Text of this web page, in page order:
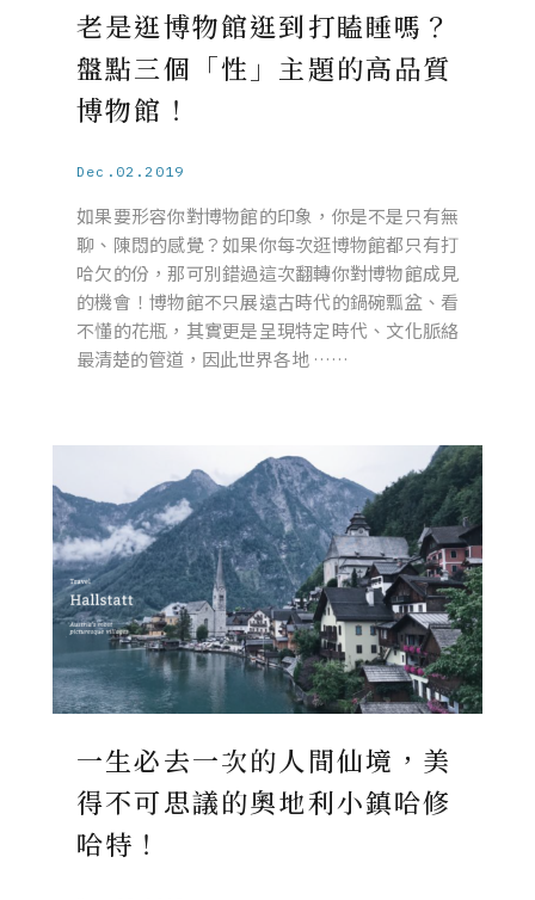
老是逛博物館逛到打瞌睡嗎？
盤點三個「性」主題的高品質
博物館！
Dec.02.2019
如果要形容你對博物館的印象，你是不是只有無
聊、陳悶的感覺？如果你每次逛博物館都只有打
哈欠的份，那可別錯過這次翻轉你對博物館成見
的機會！博物館不只展遠古時代的鍋碗瓢盆、看
不懂的花瓶，其實更是呈現特定時代、文化脈絡
最清楚的管道，因此世界各地 ……
一生必去一次的人間仙境，美
得不可思議的奧地利小鎮哈修
哈特！